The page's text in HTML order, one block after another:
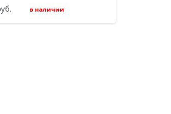
в наличии